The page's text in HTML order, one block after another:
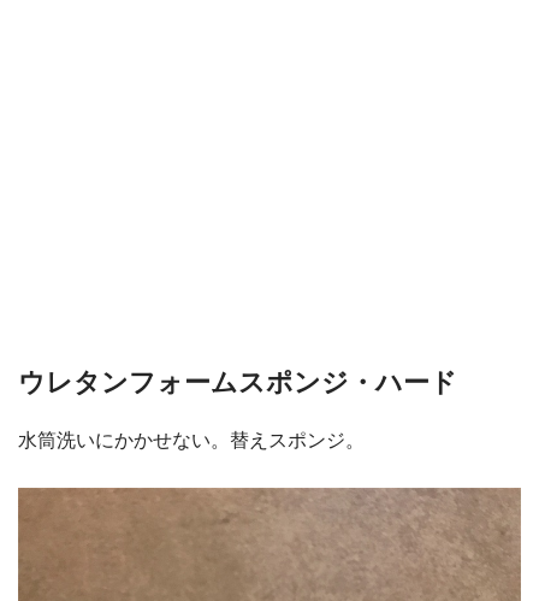
ウレタンフォームスポンジ・ハード
水筒洗いにかかせない。替えスポンジ。